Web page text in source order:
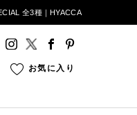
全3種｜HYACCA
お気に入り